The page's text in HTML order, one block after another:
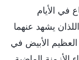
في الأيام
يشهد عنهما
الأبيض في